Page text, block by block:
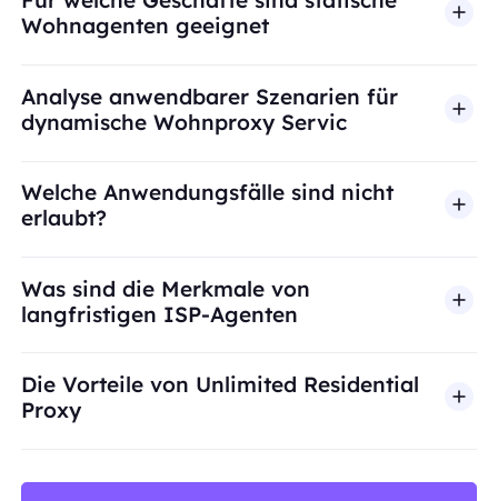
Wohnagenten geeignet
Analyse anwendbarer Szenarien für
dynamische Wohnproxy Servic
Welche Anwendungsfälle sind nicht
erlaubt?
BestProxy unterstützt keinen Betrug, Spam,
Was sind die Merkmale von
langfristigen ISP-Agenten
Die Vorteile von Unlimited Residential
Proxy